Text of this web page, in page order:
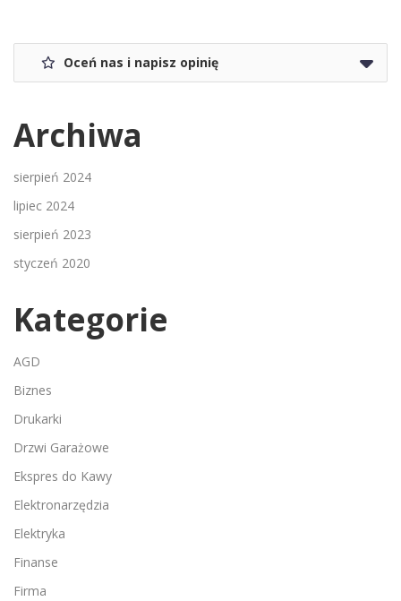
Oceń nas i napisz opinię
Archiwa
sierpień 2024
lipiec 2024
sierpień 2023
styczeń 2020
Kategorie
AGD
Biznes
Drukarki
Drzwi Garażowe
Ekspres do Kawy
Elektronarzędzia
Elektryka
Finanse
Firma